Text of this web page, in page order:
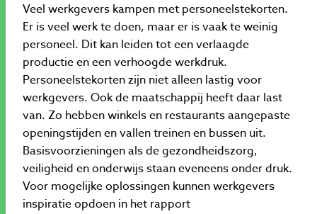
Veel werkgevers kampen met personeelstekorten.
Er is veel werk te doen, maar er is vaak te weinig
personeel. Dit kan leiden tot een verlaagde
productie en een verhoogde werkdruk.
Personeelstekorten zijn niet alleen lastig voor
werkgevers. Ook de maatschappij heeft daar last
van. Zo hebben winkels en restaurants aangepaste
openingstijden en vallen treinen en bussen uit.
Basisvoorzieningen als de gezondheidszorg,
veiligheid en onderwijs staan eveneens onder druk.
Voor mogelijke oplossingen kunnen werkgevers
inspiratie opdoen in het rapport